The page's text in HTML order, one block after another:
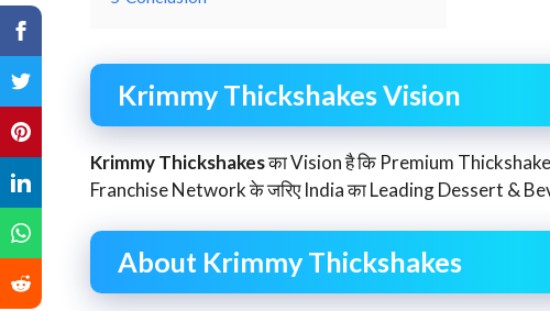
Krimmy Thickshakes Vision
Krimmy Thickshakesका Vision है कि Premium
Franchise Network के जरिए India का Leading Dessert &
About Krimmy Thickshakes